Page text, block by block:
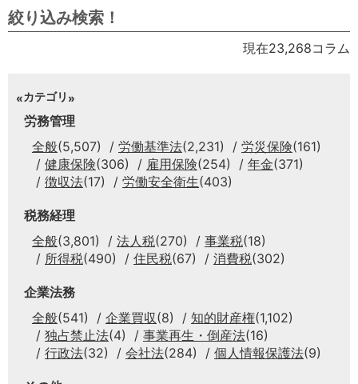
絞り込み検索！
現在23,268コラム
カテゴリ
労務管理
全般(5,507) 労働基準法(2,231) 労災保険(161)
健康保険(306) 雇用保険(254) 年金(371)
徴収法(17) 労働安全衛生(403)
税務経理
全般(3,801) 法人税(270) 事業税(18)
所得税(490) 住民税(67) 消費税(302)
企業法務
全般(541) 企業買収(8) 知的財産権(1,102)
独占禁止法(4) 事業再生・倒産法(16)
行政法(32) 会社法(284) 個人情報保護法(9)